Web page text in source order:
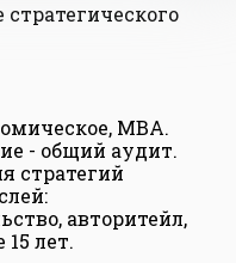
MBA.
- общий аудит.
стратегий
авторитейл,
15 лет.